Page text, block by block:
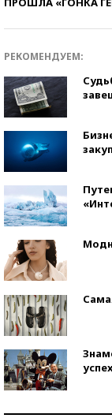
РЕКОМЕНДУЕМ: